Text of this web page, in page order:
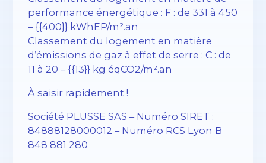
performance énergétique : F : de 331 à 450
– {{400}} kWhEP/m².an
Classement du logement en matière
d’émissions de gaz à effet de serre : C : de
11 à 20 – {{13}} kg éqCO2/m².an
À saisir rapidement !
Société PLUSSE SAS – ​​Numéro SIRET :
84888128000012 – Numéro RCS Lyon B
848 881 280